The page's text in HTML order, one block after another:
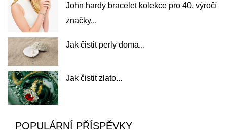
John hardy bracelet kolekce pro 40. výročí
značky...
Jak čistit perly doma...
Jak čistit zlato...
POPULÁRNÍ PŘÍSPĚVKY